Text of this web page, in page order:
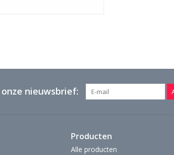
nieuwsbrief:
Producten
Alle producten